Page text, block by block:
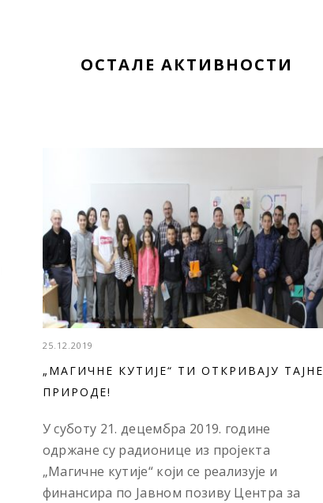
ОСТАЛЕ АКТИВНОСТИ
25.12.2019
„МАГИЧНЕ КУТИЈЕ“ ТИ ОТКРИВАЈУ ТАЈНЕ
ПРИРОДЕ!
У суботу 21. децембра 2019. године
одржане су радионице из пројекта
„Магичне кутије“ који се реализује и
финансира по Јавном позиву Центра за